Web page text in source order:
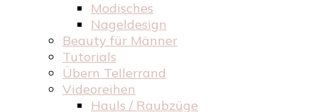
Modisches
Nageldesign
Beauty für Männer
Tutorials
Übern Tellerrand
Videoreihen
Hauls / Raubzüge